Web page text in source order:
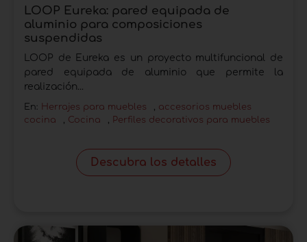
LOOP Eureka: pared equipada de
aluminio para composiciones
suspendidas
LOOP de Eureka es un proyecto multifuncional de
pared equipada de aluminio que permite la
realización...
En: Herrajes para muebles , accesorios muebles
cocina
, Cocina , Perfiles decorativos para muebles
Descubra los detalles